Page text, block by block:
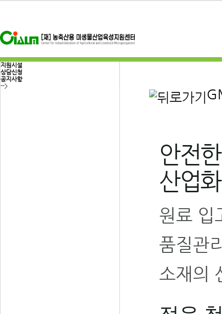
안전
산업
원료 입
품질관
소재의
지원시설
상담신청
공지사항
-->